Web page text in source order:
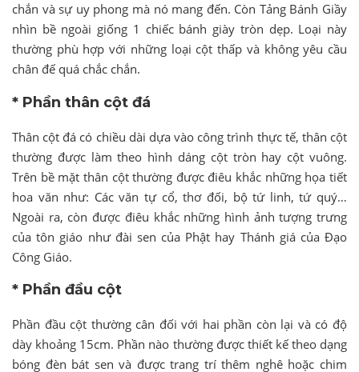
chắn và sự uy phong mà nó mang đến. Còn Tảng Bánh Giầy
nhìn bề ngoài giống 1 chiếc bánh giày tròn dẹp. Loại này
thường phù hợp với những loại cột thấp và không yêu cầu
chân đế quá chắc chắn.
* Phần thân cột đá
Thân cột đá có chiều dài dựa vào công trình thực tế, thân cột
thường được làm theo hình dáng cột tròn hay cột vuông.
Trên bề mặt thân cột thường được điêu khắc những họa tiết
hoa văn như: Các văn tự cổ, thơ đối, bộ tứ linh, tứ quý…
Ngoài ra, còn được điêu khắc những hình ảnh tượng trưng
của tôn giáo như đài sen của Phật hay Thánh giá của Đạo
Công Giáo.
* Phần đầu cột
Phần đầu cột thường cân đối với hai phần còn lại và có độ
dày khoảng 15cm. Phần nào thường được thiết kế theo dạng
bóng đèn bát sen và được trang trí thêm nghê hoặc chim